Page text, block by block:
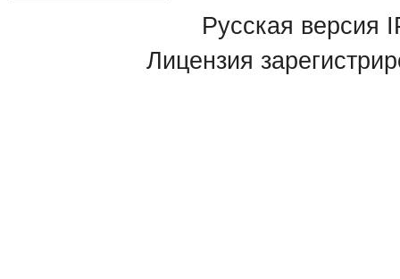
Русская версия
Лицензия